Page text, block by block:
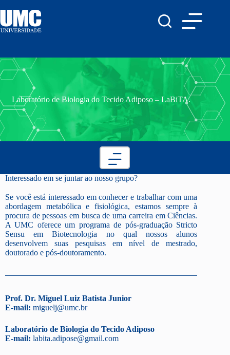
Laboratório de Biologia do Tecido Adiposo – LaBiTA.
Interessado em se juntar ao nosso grupo?
Se você está interessado em conhecer e trabalhar com uma
abordagem metabólica e fisiológica, estamos sempre à
procura de pessoas em busca de uma carreira em Ciências.
A UMC oferece um programa de pós-graduação Stricto
Sensu em Biotecnologia no qual nossos alunos
desenvolvem suas pesquisas em nível de mestrado,
doutorado e pós-doutoramento.
Prof. Dr. Miguel Luiz Batista Junior
E-mail: miguelj@umc.br
Laboratório de Biologia do Tecido Adiposo
E-mail: labita.adipose@gmail.com